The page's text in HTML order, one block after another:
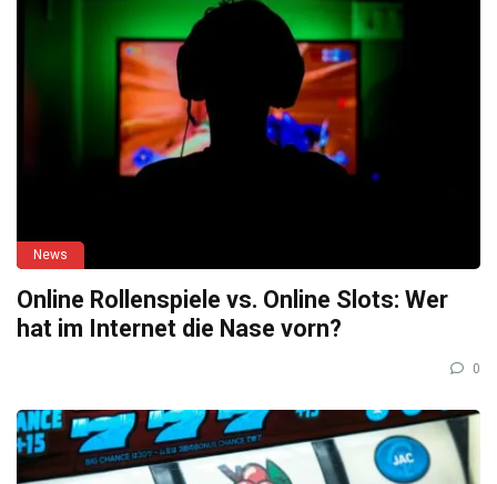
News
Online Rollenspiele vs. Online Slots: Wer
hat im Internet die Nase vorn?
0